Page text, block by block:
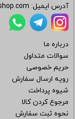
آدرس ایمیل:
درباره ما
سوالات متداول
حریم خصوصی
رویه ارسال سفارش
شیوه پرداخت
مرجوع کردن کالا
نحوه ثبت سفارش